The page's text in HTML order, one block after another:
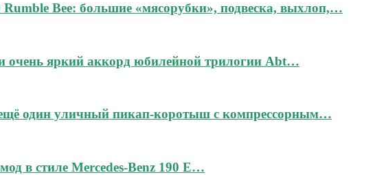
Bee: большие «мясорубки», подвеска, выхлоп,…
очень яркий аккорд юбилейной трилогии Abt…
один уличный пикап-коротыш с компрессорным…
в стиле Mercedes-Benz 190 E…